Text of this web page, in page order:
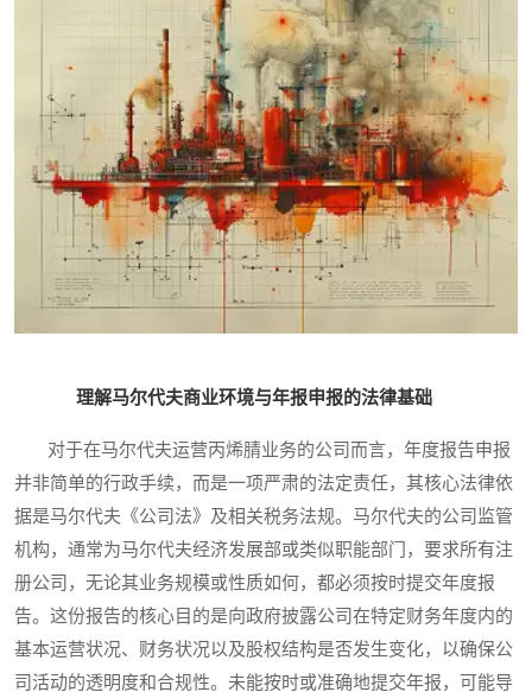
理解马尔代夫商业环境与年报申报的法律基础
对于在马尔代夫运营丙烯腈业务的公司而言，年度报告申报
并非简单的行政手续，而是一项严肃的法定责任，其核心法律依
据是马尔代夫《公司法》及相关税务法规。马尔代夫的公司监管
机构，通常为马尔代夫经济发展部或类似职能部门，要求所有注
册公司，无论其业务规模或性质如何，都必须按时提交年度报
告。这份报告的核心目的是向政府披露公司在特定财务年度内的
基本运营状况、财务状况以及股权结构是否发生变化，以确保公
司活动的透明度和合规性。未能按时或准确地提交年报，可能导